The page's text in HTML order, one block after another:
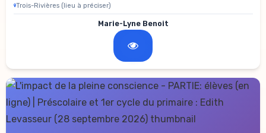
Trois-Rivières (lieu à préciser)
Marie-Lyne Benoit